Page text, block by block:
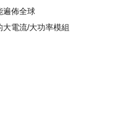
遍佈全球
電流/大功率模組